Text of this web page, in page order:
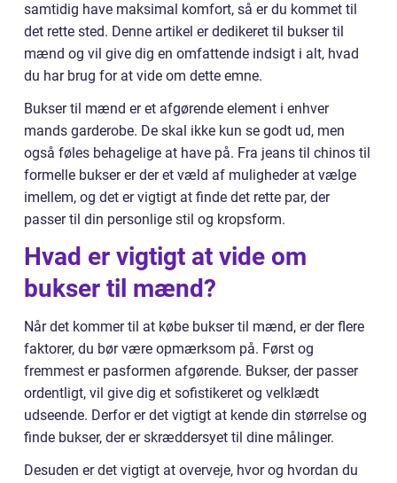
samtidig have maksimal komfort, så er du kommet til
det rette sted. Denne artikel er dedikeret til bukser til
mænd og vil give dig en omfattende indsigt i alt, hvad
du har brug for at vide om dette emne.
Bukser til mænd er et afgørende element i enhver
mands garderobe. De skal ikke kun se godt ud, men
også føles behagelige at have på. Fra jeans til chinos til
formelle bukser er der et væld af muligheder at vælge
imellem, og det er vigtigt at finde det rette par, der
passer til din personlige stil og kropsform.
Hvad er vigtigt at vide om
bukser til mænd?
Når det kommer til at købe bukser til mænd, er der flere
faktorer, du bør være opmærksom på. Først og
fremmest er pasformen afgørende. Bukser, der passer
ordentligt, vil give dig et sofistikeret og velklædt
udseende. Derfor er det vigtigt at kende din størrelse og
finde bukser, der er skræddersyet til dine målinger.
Desuden er det vigtigt at overveje, hvor og hvordan du